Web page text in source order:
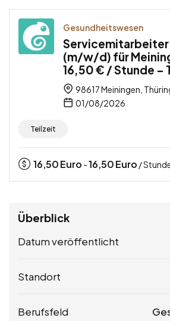
Gesundheitswesen
(m/w/d) für
16,50 € / Stunde –
98617 Meiningen,
01/08/2026
Teilzeit
16,50Euro -16,50Euro /
Überblick
Datum veröffentlicht
Standort
Berufsfeld